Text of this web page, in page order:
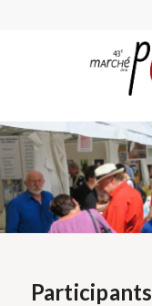
Participants